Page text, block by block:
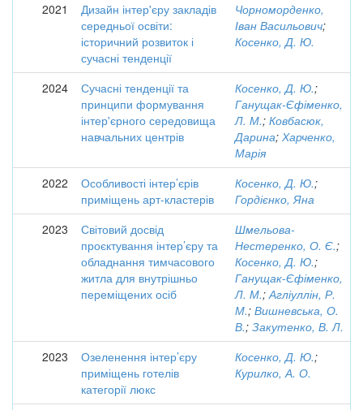
2021
Дизайн інтер'єру закладів
середньої освіти:
історичний розвиток і
сучасні тенденції
Чорноморденко,
Іван Васильович;
Косенко, Д. Ю.
2024
Сучасні тенденції та
принципи формування
інтер'єрного середовища
навчальних центрів
Косенко, Д. Ю.;
Ганущак-Єфіменко,
Л. М.; Ковбасюк,
Дарина; Харченко,
Марія
2022
Особливості інтер’єрів
приміщень арт-кластерів
Косенко, Д. Ю.;
Гордієнко, Яна
2023
Світовий досвід
проєктування інтер’єру та
обладнання тимчасового
житла для внутрішньо
переміщених осіб
Шмельова-
Нестеренко, О. Є.;
Косенко, Д. Ю.;
Ганущак-Єфіменко,
Л. М.;Агліуллін, Р.
М.; Вишневська, О.
В.; Закутенко, В. Л.
2023
Озеленення інтер’єру
приміщень готелів
категорії люкс
Косенко, Д. Ю.;
Курилко, А. О.